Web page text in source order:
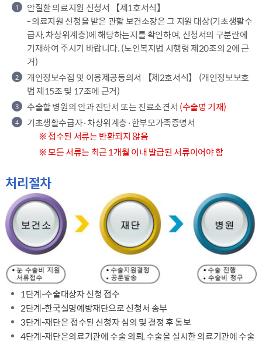
1
안질환 의료지원 신청서 【제1호서식】
- 의료지원 신청을 받은 관할 보건소장은 그 지원 대상(기초생활수
급자, 차상위계층)에 해당하는지를 확인하여, 신청서의 구분란에
기재하여 주시기 바랍니다. (노인복지법 시행령 제20조의 2에 근
거)
2
개인정보수집 및 이용제공동의서 【제2호서식】 (개인정보보호
법 제15조 및 17조에 근거)
3 수술할 병원의 안과 진단서 또는 진료소견서 (수술명 기재)
4
기초생활수급자·차상위계층·한부모가족증명서
※ 접수된 서류는 반환되지 않음
※ 모든 서류는 최근 1개월 이내 발급된 서류이어야 함
처리절차
1단계-수술대상자 신청 접수
2단계-한국실명예방재단으로 신청서 송부
3단계-재단은 접수된 신청자 심의 및 결정 후 통보
4단계-재단은의료기관에 수술 의뢰, 수술을 실시한 의료기관에 수술